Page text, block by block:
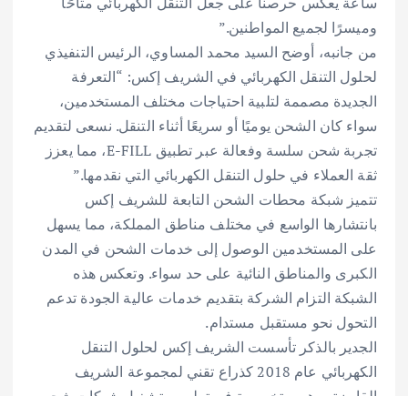
وميسرًا لجميع المواطنين.”
من جانبه، أوضح السيد محمد المساوي، الرئيس التنفيذي
لحلول التنقل الكهربائي في الشريف إكس: “التعرفة
الجديدة مصممة لتلبية احتياجات مختلف المستخدمين،
سواء كان الشحن يوميًا أو سريعًا أثناء التنقل. نسعى لتقديم
تجربة شحن سلسة وفعالة عبر تطبيق E-FILL، مما يعزز
ثقة العملاء في حلول التنقل الكهربائي التي نقدمها.”
تتميز شبكة محطات الشحن التابعة للشريف إكس
بانتشارها الواسع في مختلف مناطق المملكة، مما يسهل
على المستخدمين الوصول إلى خدمات الشحن في المدن
الكبرى والمناطق النائية على حد سواء. وتعكس هذه
الشبكة التزام الشركة بتقديم خدمات عالية الجودة تدعم
التحول نحو مستقبل مستدام.
الجدير بالذكر تأسست الشريف إكس لحلول التنقل
الكهربائي عام 2018 كذراع تقني لمجموعة الشريف